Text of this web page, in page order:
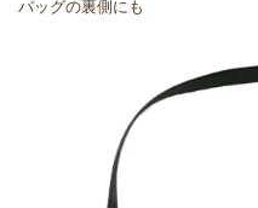
バッグの裏側にも